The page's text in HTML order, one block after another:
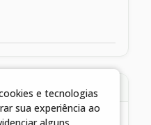
e tecnologias
sua experiência ao